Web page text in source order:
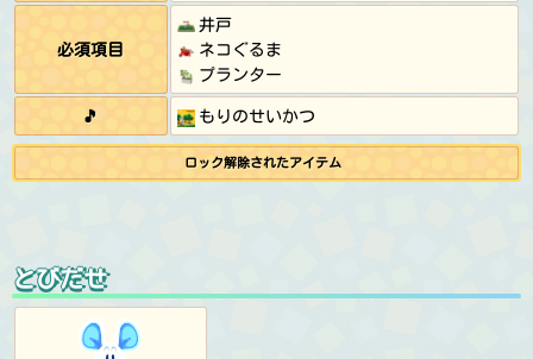
必須項目
井戸
ネコぐるま
プランター
🎵
もりのせいかつ
ロック解除されたアイテム
とびだせ